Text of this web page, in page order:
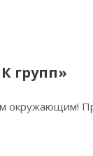
групп»
окружающим!